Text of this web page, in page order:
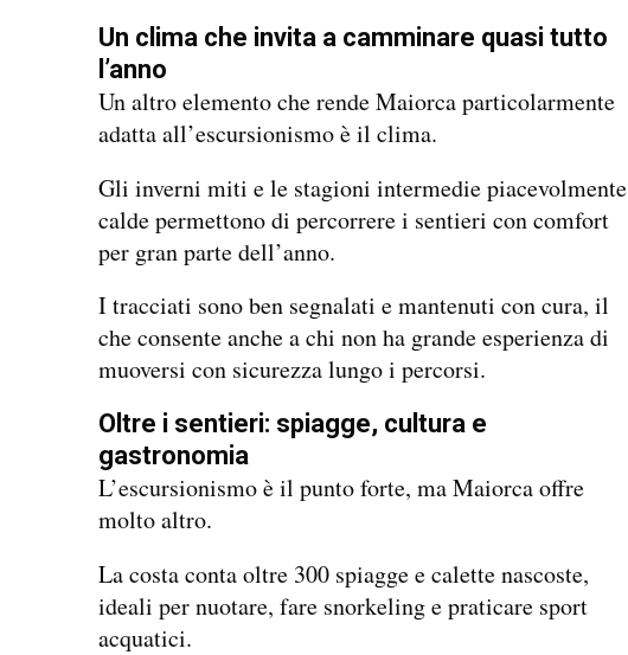
Un clima che invita a camminare quasi tutto
l’anno
Un altro elemento che rende Maiorca particolarmente
adatta all’escursionismo è il clima.
Gli inverni miti e le stagioni intermedie piacevolmente
calde permettono di percorrere i sentieri con comfort
per gran parte dell’anno.
I tracciati sono ben segnalati e mantenuti con cura, il
che consente anche a chi non ha grande esperienza di
muoversi con sicurezza lungo i percorsi.
Oltre i sentieri: spiagge, cultura e
gastronomia
L’escursionismo è il punto forte, ma Maiorca offre
molto altro.
La costa conta oltre 300 spiagge e calette nascoste,
ideali per nuotare, fare snorkeling e praticare sport
acquatici.